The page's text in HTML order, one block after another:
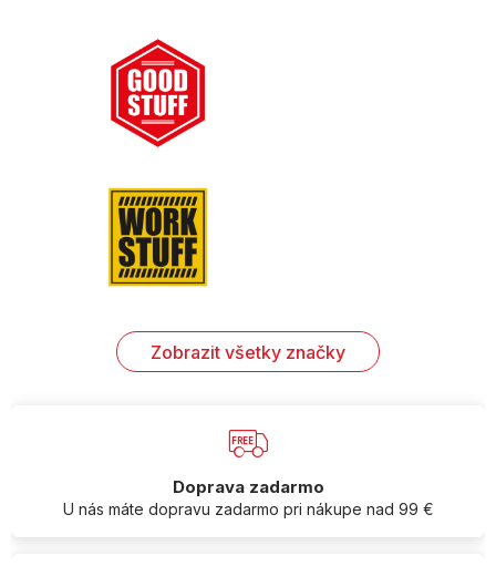
Zobrazit všetky značky
Doprava zadarmo
U nás máte dopravu zadarmo pri nákupe nad 99 €